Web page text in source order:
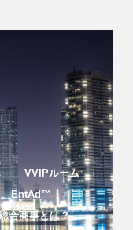
VVIPルーム
、EntAd™️
合商事とは？